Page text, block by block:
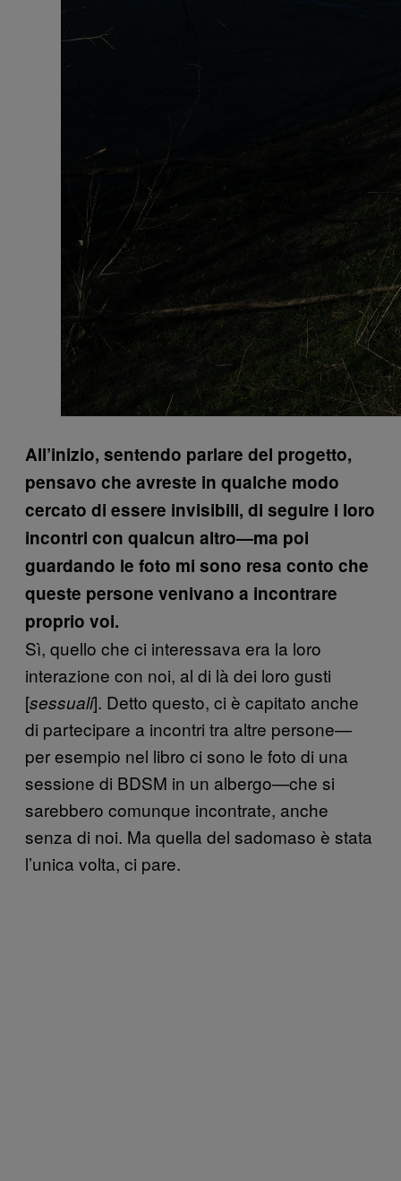
All’inizio, sentendo parlare del progetto,
pensavo che avreste in qualche modo
cercato di essere invisibili, di seguire i loro
incontri con qualcun altro—ma poi
guardando le foto mi sono resa conto che
queste persone venivano a incontrare
proprio voi.
Sì, quello che ci interessava era la loro
interazione con noi, al di là dei loro gusti
[sessuali]. Detto questo, ci è capitato anche
di partecipare a incontri tra altre persone—
per esempio nel libro ci sono le foto di una
sessione di BDSM in un albergo—che si
sarebbero comunque incontrate, anche
senza di noi. Ma quella del sadomaso è stata
l’unica volta, ci pare.